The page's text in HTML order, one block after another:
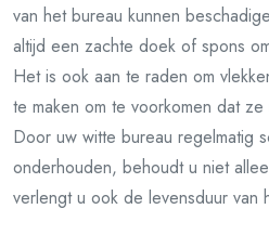
van het bureau kunnen
altijd een zachte doek of spons
Het is ook aan te raden om
te maken om te voorkomen dat
Door uw witte bureau regelmatig
onderhouden, behoudt u niet
verlengt u ook de levensduur van